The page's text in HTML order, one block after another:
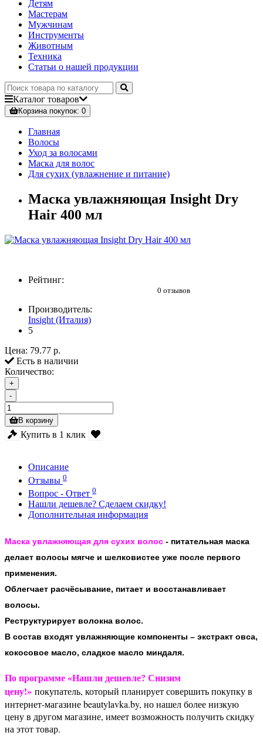
Детям
Мастерам
Мужчинам
Инструменты
Животным
Техника
Статьи о нашей продукции
Каталог товаров
Корзинапокупок: 0
Главная
Волосы
Уход за волосами
Маска для волос
Для сухих (увлажнение и питание)
Маска увлажняющая Insight Dry
Hair 400 мл
Рейтинг:
0 отзывов
Производитель:
Insight (Италия)
5
Цена: 79.77 р.
Есть в наличии
Количество:
+
-
В корзину
Купить в 1 клик
Описание
Отзывы 0
Вопрос - Ответ 0
Нашли дешевле? Сделаем скидку!
Дополнительная информация
Маска увлажняющая для сухих волос - питательная маска
делает волосы мягче и шелковистее уже после первого
применения.
Облегчает расчёсывание, питает и восстанавливает
волосы.
Реструктурирует волокна волос.
В состав входят увлажняющие компоненты – экстракт овса,
кокосовое масло, сладкое масло миндаля.
По программе «Нашли дешевле? Снизим
цену!» покупатель, который планирует совершить покупку в
интернет-магазине beautylavka.by, но нашел более низкую
цену в другом магазине, имеет возможность получить скидку
на этот товар.